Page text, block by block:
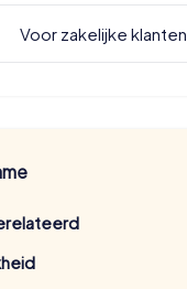
Voor zakelijke klanten